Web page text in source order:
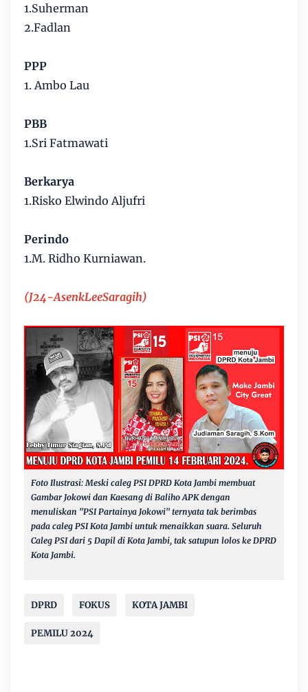
1.Suherman
2.Fadlan
PPP
1. Ambo Lau
PBB
1.Sri Fatmawati
Berkarya
1.Risko Elwindo Aljufri
Perindo
1.M. Ridho Kurniawan.
(J24-AsenkLeeSaragih)
Foto Ilustrasi: Meski caleg PSI DPRD Kota Jambi membuat
Gambar Jokowi dan Kaesang di Baliho APK dengan
menuliskan "PSI Partainya Jokowi" ternyata tak berimbas
pada caleg PSI Kota Jambi untuk menaikkan suara. Seluruh
Caleg PSI dari 5 Dapil di Kota Jambi, tak satupun lolos ke DPRD
Kota Jambi.
DPRD FOKUS KOTA JAMBI
PEMILU 2024